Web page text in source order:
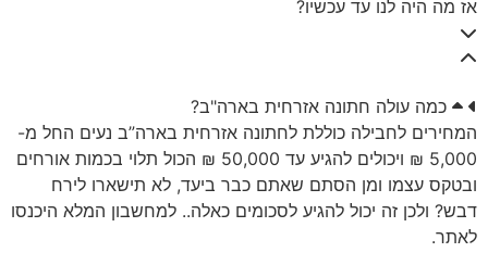
אז מה היה לנו עד עכשיו?
כמה עולה חתונה אזרחית בארה"ב?
המחירים לחבילה כוללת לחתונה אזרחית בארה”ב נעים החל מ-
5,000 ₪ ויכולים להגיע עד 50,000 ₪ הכול תלוי בכמות אורחים
ובטקס עצמו ומן הסתם שאתם כבר ביעד, לא תישארו לירח
דבש? ולכן זה יכול להגיע לסכומים כאלה.. למחשבון המלא היכנסו
לאתר.